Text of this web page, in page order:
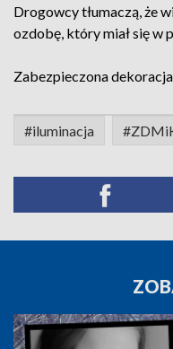
Drogowcy tłumaczą, że
ozdobę, który miał się w
Zabezpieczona
#iluminacja